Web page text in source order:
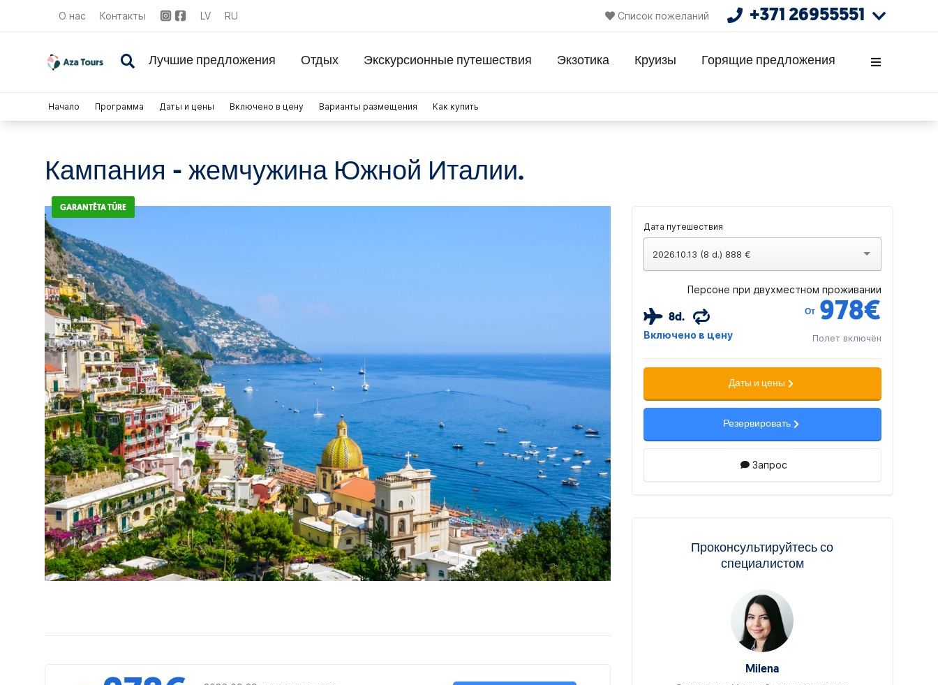
О нас Контакты LV RU Список пожеланий +371 26955551
Лучшие предложения Отдых Экскурсионные путешествия Экзотика Круизы Горящие предложения
Кампания - жемчужина Южной Италии.
Начало Программа Даты и цены Включено в цену Варианты размещения Как купить
GARANTĒTA TŪRE
Дата путешествия
2026.10.13 (8 d.) 888 €
Персоне при двухместном проживании
8d.
От 978€
Включено в цену Полет включён
Даты и цены
Резервировать
Запрос
Проконсультируйтесь со
специалистом
Milena